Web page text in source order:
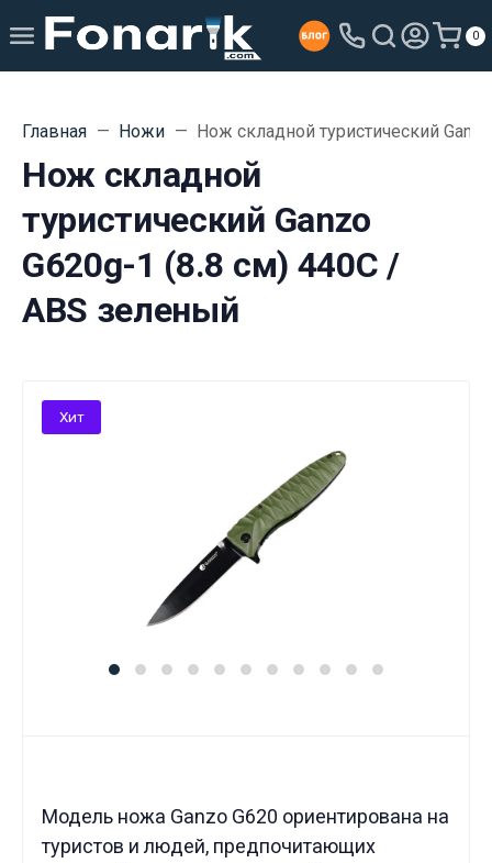
0
Главная Ножи Нож складной туристический
Нож складной
туристический Ganzo
G620g-1 (8.8 см) 440C /
ABS зеленый
Хит
Модель ножа Ganzo G620 ориентирована на
туристов и людей, предпочитающих